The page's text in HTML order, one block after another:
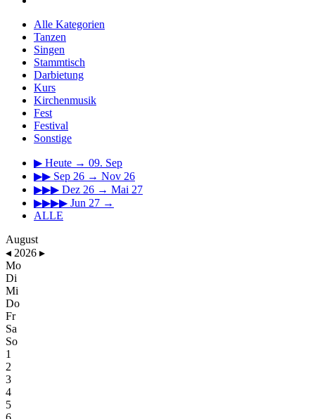
Alle Kategorien
Tanzen
Singen
Stammtisch
Darbietung
Kurs
Kirchenmusik
Fest
Festival
Sonstige
▶ Heute → 09. Sep
▶▶ Sep 26 → Nov 26
▶▶▶ Dez 26 → Mai 27
▶▶▶▶ Jun 27 →
ALLE
August
◂ 2026 ▸
Mo
Di
Mi
Do
Fr
Sa
So
1
2
3
4
5